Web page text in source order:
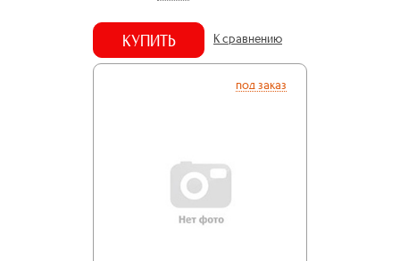
КУПИТЬ К сравнению
под заказ